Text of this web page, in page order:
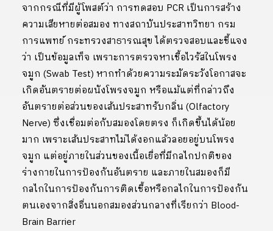
จากกรณีที่มีผู้โพสต์ว่า การทดสอบ PCR เป็นการสร้าง
ความเสียหายต่อสมอง ทางสถาบันประสาทวิทยา กรม
การแพทย์ กระทรวงสาธารณสุข ได้ตรวจสอบและชี้แจง
ว่า เป็นข้อมูลเท็จ เพราะการตรวจหาเชื้อไวรัสในโพรง
จมูก (Swab Test) หากทำด้วยความระมัดระวังโอกาสจะ
เกิดอันตรายต่อผนังโพรงจมูก หรือแม้แต่ที่กล่าวถึง
อันตรายต่อส่วนของเส้นประสาทรับกลิ่น (Olfactory
Nerve) ซึ่งเชื่อมต่อกับสมองโดยตรง ก็เกิดขึ้นได้น้อย
มาก เพราะเส้นประสาทไม่ได้งอกแล้วลอยอยู่บนโพรง
จมูก แต่อยู่ภายในส่วนของเนื้อเยื่อที่มีกลไกปกติของ
ร่างกายในการป้องกันอันตราย และภายในสมองก็มี
กลไกในการป้องกันการติดเชื้อหรือกลไกในการป้องกัน
ตนเองจากสิ่งอื่นนอกสมองส่วนกลางที่เรียกว่า Blood-
Brain Barrier